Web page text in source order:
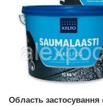
Область